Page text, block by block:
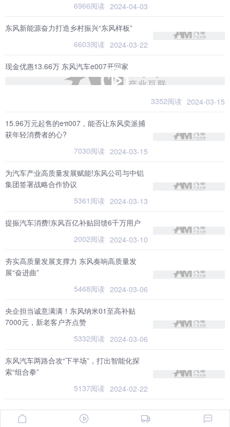
6966阅读 2024-04-03
东风新能源奋力打造乡村振兴“东风样板”
6603阅读 2024-03-22
现金优惠13.66万 东风汽车e007开回家
3352阅读 2024-03-15
15.96万元起售的eπ007，能否让东风奕派捕
获年轻消费者的心?
7030阅读 2024-03-15
为汽车产业高质量发展赋能!东风公司与中铝
集团签署战略合作协议
5361阅读 2024-03-13
提振汽车消费!东风百亿补贴回馈6千万用户
2002阅读 2024-03-10
夯实高质量发展支撑力 东风奏响高质量发
展“奋进曲”
5468阅读 2024-03-06
央企担当诚意满满！东风纳米01至高补贴
7000元，新老客户齐点赞
5332阅读 2024-03-06
东风汽车两路合攻“下半场”，打出智能化探
索“组合拳”
5137阅读 2024-02-22